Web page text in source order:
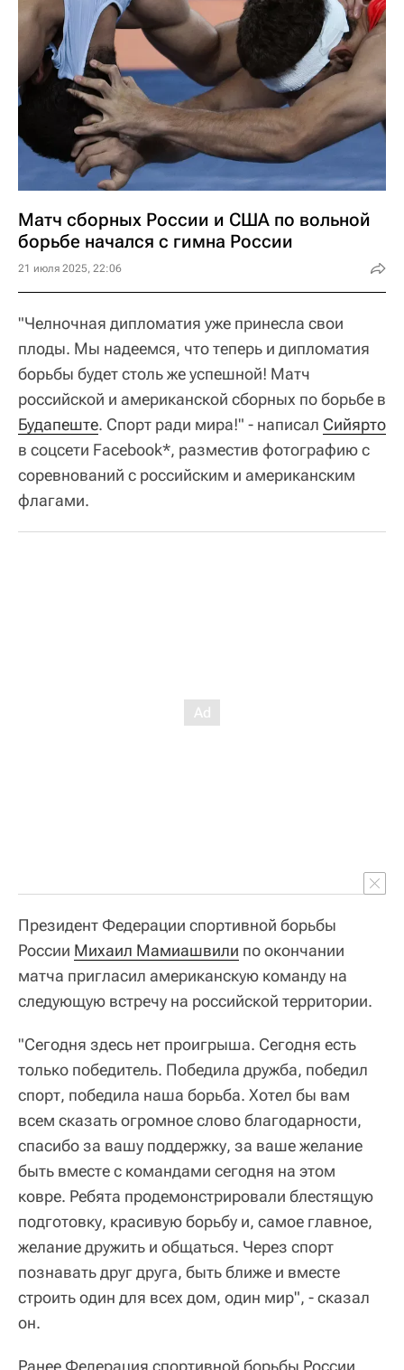
Матч сборных России и США по вольной
борьбе начался с гимна России
21 июля 2025, 22:06
"Челночная дипломатия уже принесла свои
плоды. Мы надеемся, что теперь и дипломатия
борьбы будет столь же успешной! Матч
российской и американской сборных по борьбе в
Будапеште. Спорт ради мира!" - написал Сийярто
в соцсети Facebook*, разместив фотографию с
соревнований с российским и американским
флагами.
Президент Федерации спортивной борьбы
России Михаил Мамиашвили по окончании
матча пригласил американскую команду на
следующую встречу на российской территории.
"Сегодня здесь нет проигрыша. Сегодня есть
только победитель. Победила дружба, победил
спорт, победила наша борьба. Хотел бы вам
всем сказать огромное слово благодарности,
спасибо за вашу поддержку, за ваше желание
быть вместе с командами сегодня на этом
ковре. Ребята продемонстрировали блестящую
подготовку, красивую борьбу и, самое главное,
желание дружить и общаться. Через спорт
познавать друг друга, быть ближе и вместе
строить один для всех дом, один мир", - сказал
он.
Ранее Федерация спортивной борьбы России